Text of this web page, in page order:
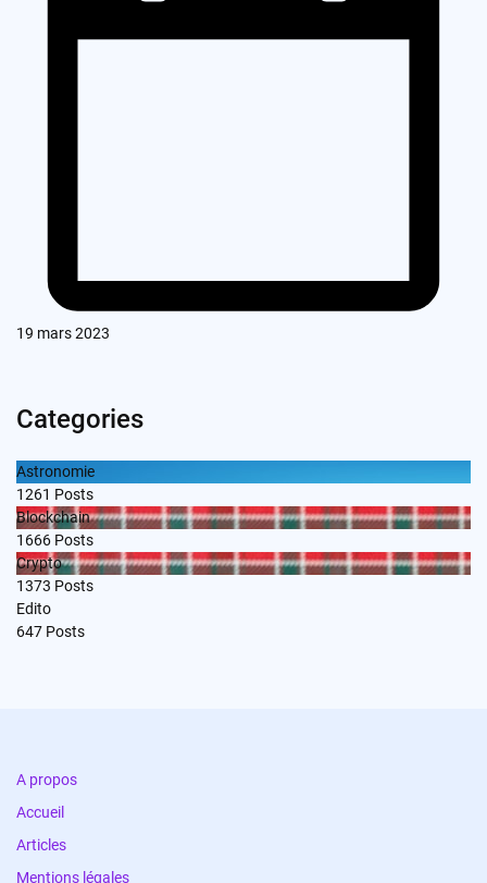
19 mars 2023
Categories
Astronomie
1261 Posts
Blockchain
1666 Posts
Crypto
1373 Posts
Edito
647 Posts
A propos
Accueil
Articles
Mentions légales